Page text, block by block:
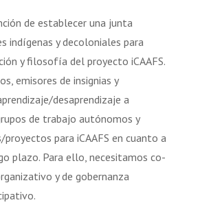
de establecer una junta
indígenas y decoloniales para
y filosofía del proyecto iCAAFS.
emisores de insignias y
desaprendizaje a
de trabajo autónomos y
proyectos para iCAAFS en cuanto a
plazo. Para ello, necesitamos co-
y de gobernanza